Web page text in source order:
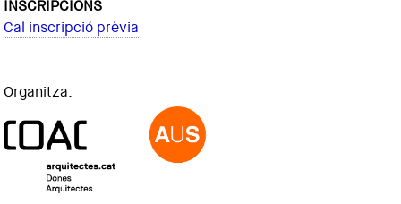
INSCRIPCIONS
Cal inscripció prèvia
Organitza: